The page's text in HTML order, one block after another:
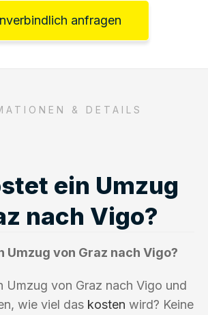
anfragen
& DETAILS
ein Umzug
nach Vigo?
Umzug von Graz nach Vigo?
Umzug von Graz nach Vigo und
wie viel das kosten wird? Keine